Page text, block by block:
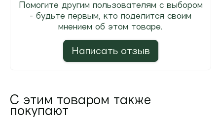
Помогите другим пользователям с выбором
- будьте первым, кто поделится своим
мнением об этом товаре.
Написать отзыв
С этим товаром также
покупают